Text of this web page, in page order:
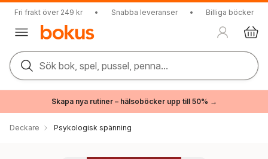
Fri frakt över 249 kr • Snabba leveranser • Billiga böcker
Sök bok, spel, pussel, penna...
Skapa nya rutiner – hälsoböcker upp till 50% →
Deckare Psykologisk spänning